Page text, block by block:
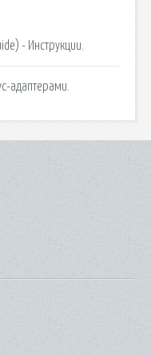
- Инструкции.
адаптерами.